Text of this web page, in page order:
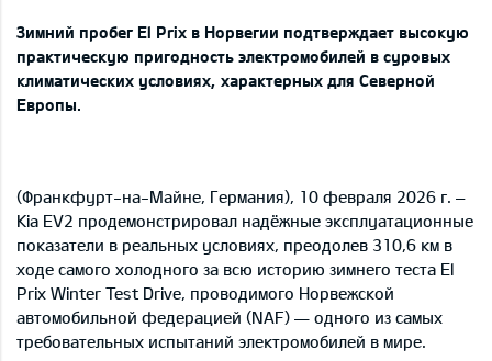
Зимний пробег El Prix в Норвегии подтверждает высокую
практическую пригодность электромобилей в суровых
климатических условиях, характерных для Северной
Европы.
(Франкфурт-на-Майне, Германия), 10 февраля 2026 г. –
Kia EV2 продемонстрировал надёжные эксплуатационные
показатели в реальных условиях, преодолев 310,6 км в
ходе самого холодного за всю историю зимнего теста El
Prix Winter Test Drive, проводимого Норвежской
автомобильной федерацией (NAF) — одного из самых
требовательных испытаний электромобилей в мире.